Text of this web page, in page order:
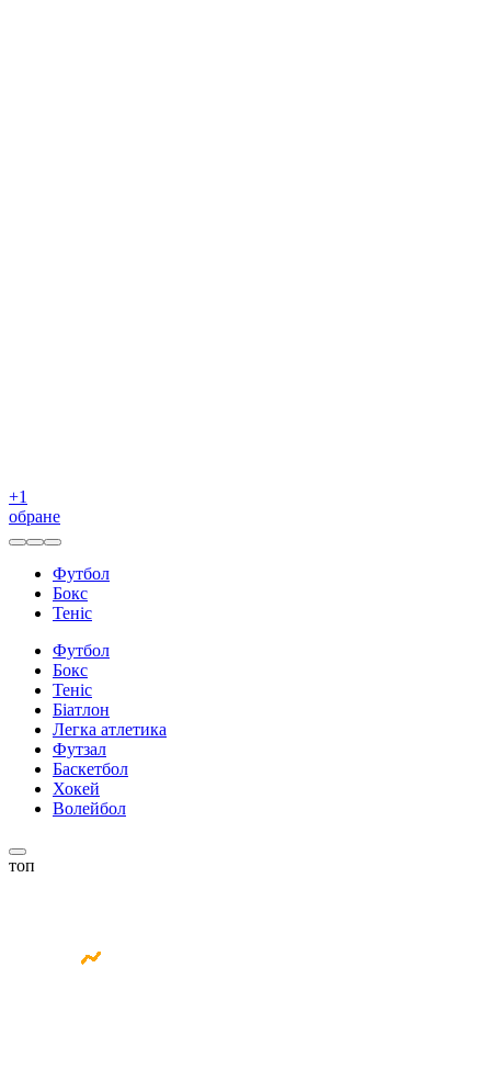
+1
обране
Футбол
Бокс
Теніс
Футбол
Бокс
Теніс
Біатлон
Легка атлетика
Футзал
Баскетбол
Хокей
Волейбол
топ